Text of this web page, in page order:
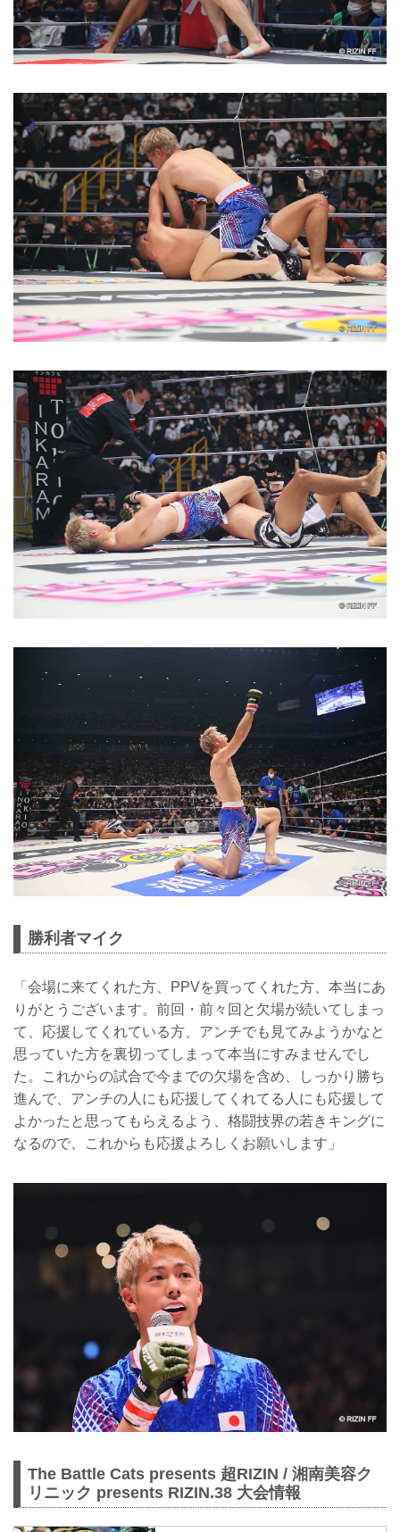
勝利者マイク
「会場に来てくれた方、PPVを買ってくれた方、本当にあ
りがとうございます。前回・前々回と欠場が続いてしまっ
て、応援してくれている方、アンチでも見てみようかなと
思っていた方を裏切ってしまって本当にすみませんでし
た。これからの試合で今までの欠場を含め、しっかり勝ち
進んで、アンチの人にも応援してくれてる人にも応援して
よかったと思ってもらえるよう、格闘技界の若きキングに
なるので、これからも応援よろしくお願いします」
The Battle Cats presents 超RIZIN / 湘南美容ク
リニック presents RIZIN.38 大会情報